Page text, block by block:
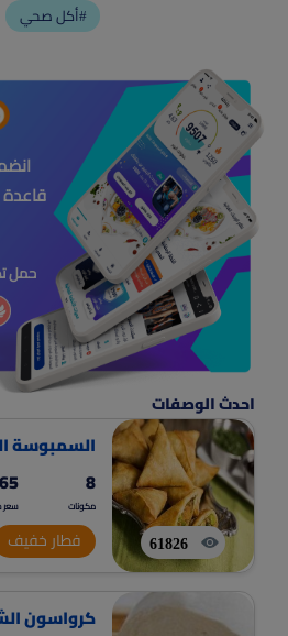
أكل صحي#
حمل
احدث الوصفات
61826
السمبوسة
8
مكونات
65
سعر
فطار خفيف
كرواسون